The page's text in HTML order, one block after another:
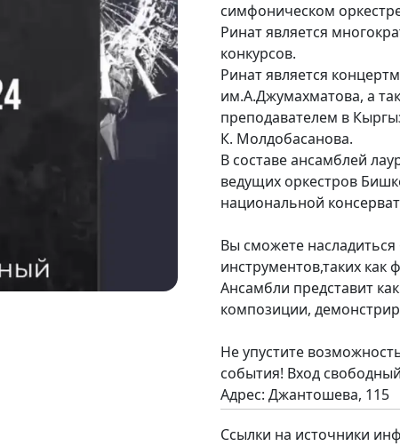
симфоническом
Ринат является
конкурсов.
Ринат является
им.А.Джумахматова, а
преподавателем в
К. Молдобасанова.
В составе ансамблей
ведущих оркестров
национальной
Вы сможете насладиться
инструментов,таких как
Ансамбли представит
композиции,
Не упустите
события! Вход
Адрес: Джантошева, 115
Ссылки на источники